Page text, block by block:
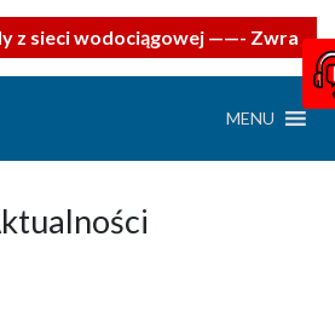
wodociągowej ——- Zwracamy
MENU